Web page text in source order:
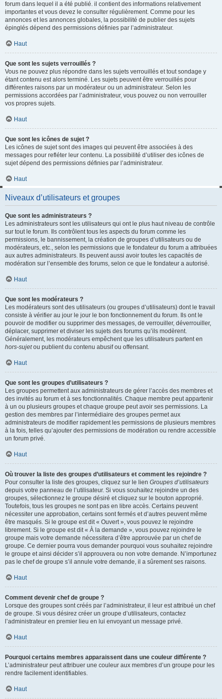
forum dans lequel il a été publié. il contient des informations relativement
importantes et vous devez le consulter régulièrement. Comme pour les
annonces et les annonces globales, la possibilité de publier des sujets
épinglés dépend des permissions définies par l’administrateur.
Haut
Que sont les sujets verrouillés ?
Vous ne pouvez plus répondre dans les sujets verrouillés et tout sondage y
étant contenu est alors terminé. Les sujets peuvent être verrouillés pour
différentes raisons par un modérateur ou un administrateur. Selon les
permissions accordées par l’administrateur, vous pouvez ou non verrouiller
vos propres sujets.
Haut
Que sont les icônes de sujet ?
Les icônes de sujet sont des images qui peuvent être associées à des
messages pour refléter leur contenu. La possibilité d’utiliser des icônes de
sujet dépend des permissions définies par l’administrateur.
Haut
Niveaux d’utilisateurs et groupes
Que sont les administrateurs ?
Les administrateurs sont les utilisateurs qui ont le plus haut niveau de contrôle
sur tout le forum. Ils contrôlent tous les aspects du forum comme les
permissions, le bannissement, la création de groupes d’utilisateurs ou de
modérateurs, etc., selon les permissions que le fondateur du forum a attribuées
aux autres administrateurs. Ils peuvent aussi avoir toutes les capacités de
modération sur l’ensemble des forums, selon ce que le fondateur a autorisé.
Haut
Que sont les modérateurs ?
Les modérateurs sont des utilisateurs (ou groupes d’utilisateurs) dont le travail
consiste à vérifier au jour le jour le bon fonctionnement du forum. Ils ont le
pouvoir de modifier ou supprimer des messages, de verrouiller, déverrouiller,
déplacer, supprimer et diviser les sujets des forums qu’ils modèrent.
Généralement, les modérateurs empêchent que les utilisateurs partent en
hors-sujetou publient du contenu abusif ou offensant.
Haut
Que sont les groupes d’utilisateurs ?
Les groupes permettent aux administrateurs de gérer l’accès des membres et
des invités au forum et à ses fonctionnalités. Chaque membre peut appartenir
à un ou plusieurs groupes et chaque groupe peut avoir ses permissions. La
gestion des membres par l’intermédiaire des groupes permet aux
administrateurs de modifier rapidement les permissions de plusieurs membres
à la fois, telles qu’ajouter des permissions de modération ou rendre accessible
un forum privé.
Haut
Où trouver la liste des groupes d’utilisateurs et comment les rejoindre ?
Pour consulter la liste des groupes, cliquez sur le lien Groupes d’utilisateurs
depuis votre panneau de l’utilisateur. Si vous souhaitez rejoindre un des
groupes, sélectionnez le groupe désiré et cliquez sur le bouton approprié.
Toutefois, tous les groupes ne sont pas en libre accès. Certains peuvent
nécessiter une approbation, certains sont fermés et d’autres peuvent même
être masqués. Si le groupe est dit « Ouvert », vous pouvez le rejoindre
librement. Si le groupe est dit « À la demande », vous pouvez rejoindre le
groupe mais votre demande nécessitera d’être approuvée par un chef de
groupe. Ce dernier pourra vous demander pourquoi vous souhaitez rejoindre
le groupe et ainsi décider s’il approuvera ou non votre demande. N’importunez
pas le chef de groupe s’il annule votre demande, il a sûrement ses raisons.
Haut
Comment devenir chef de groupe ?
Lorsque des groupes sont créés par l’administrateur, il leur est attribué un chef
de groupe. Si vous désirez créer un groupe d’utilisateurs, contactez
l’administrateur en premier lieu en lui envoyant un message privé.
Haut
Pourquoi certains membres apparaissent dans une couleur différente ?
L’administrateur peut attribuer une couleur aux membres d’un groupe pour les
rendre facilement identifiables.
Haut